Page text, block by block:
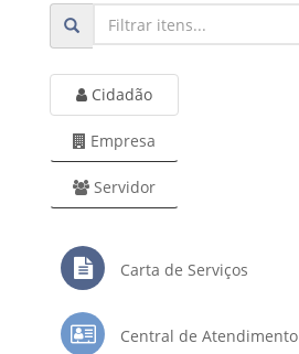
Cidadão
Empresa
Servidor
Carta de Serviços
Central de Atendimento